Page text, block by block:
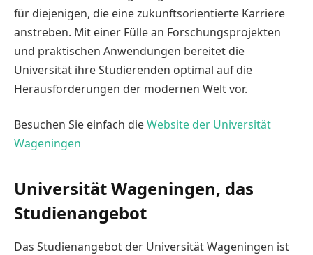
für diejenigen, die eine zukunftsorientierte Karriere
anstreben. Mit einer Fülle an Forschungsprojekten
und praktischen Anwendungen bereitet die
Universität ihre Studierenden optimal auf die
Herausforderungen der modernen Welt vor.
Besuchen Sie einfach dieWebsite der Universität
Wageningen
Universität Wageningen, das
Studienangebot
Das Studienangebot der Universität Wageningen ist